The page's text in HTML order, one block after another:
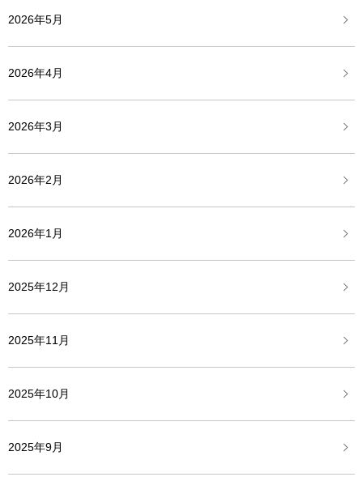
2026年5月
2026年4月
2026年3月
2026年2月
2026年1月
2025年12月
2025年11月
2025年10月
2025年9月